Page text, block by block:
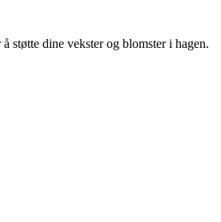
støtte dine vekster og blomster i hagen.